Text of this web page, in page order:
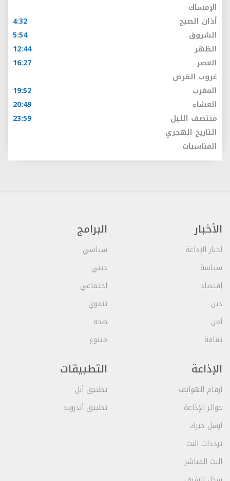
الإمساك
أذان الصبح
4:32
الشروق
5:54
الظهر
12:44
العصر
16:27
غروب القرص
المغرب
19:52
العشاء
20:49
منتصف الليل
23:59
التاريخ الهجري
المناسبات
الأخبار
أخبار الإذاعة
سياسة
إقتصاد
دين
أمن
ثقافة
البرامج
سياسي
ديني
اجتماعي
تنموي
صحة
متنوع
الإذاعة
أرقام الهواتف
جوائز الإذاعة
أرسل خبرك
ترددات البث
البث المباشر
التطبيقات
تطبيق أبل
تطبيق أندرويد